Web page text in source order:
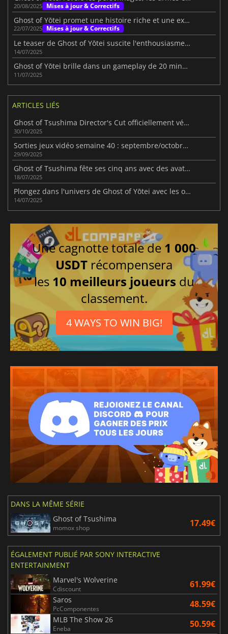
20/08/2025 Mises à jour & Correctifs
Ghost of Yōtei promet une histoire riche et une exploration étendue.
22/07/2025 Mises à jour & Correctifs
Le teaser de Ghost of Yōtei suscite l'enthousiasme des joueurs
14/07/2025
Ghost of Yōtei brille dans un gameplay de 20 minutes
11/07/2025
ARTICLES LIÉS
Ghost of Tsushima Director's Cut officiellement vérifié sur Steam Deck
30/10/2025
Sorties jeux vidéo semaine 40 : septembre/octobre 2025
29/09/2025
Ghost of Tsushima fête ses cinq ans avec des avatars PSN gratuits
18/07/2025
Plongez dans l'univers de Ghost of Yōtei avec les offres groupées PS5 de Sony
14/07/2025
Une cagnotte totale de 1 000
USDT récompensera
les 10 meilleurs joueurs du
classement.
4 WAYS TO WIN BIG!
DANS LA MÊME SÉRIE
Ghost of Tsushima
momox shop 17.49€
ÉGALEMENT PUBLIÉ PAR SONY INTERACTIVE
ENTERTAINMENT
Marvel's Wolverine
Cdiscount 61.99€
Saros
PcComponentes 48.59€
MLB The Show 26
Eneba 50.59€